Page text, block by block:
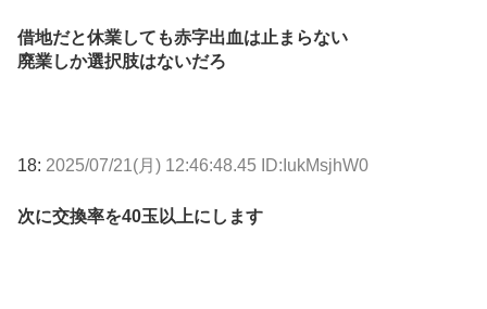
借地だと休業しても赤字出血は止まらない
廃業しか選択肢はないだろ
18: 2025/07/21(月) 12:46:48.45 ID:IukMsjhW0
次に交換率を40玉以上にします